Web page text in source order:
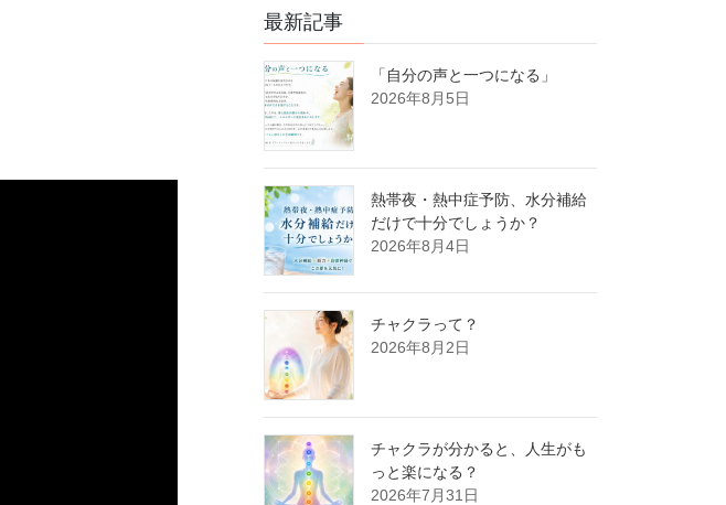
最新記事
「自分の声と一つになる」
2026年8月5日
熱帯夜・熱中症予防、水分補給
だけで十分でしょうか？
2026年8月4日
チャクラって？
2026年8月2日
チャクラが分かると、人生がも
っと楽になる？
2026年7月31日